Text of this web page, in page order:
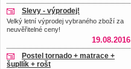
Slevy - výprodej!
Velký letní výprodej vybraného zboží za
neuvěřitelné ceny!
19.08.2016
Postel tornado + matrace +
šupllík + rošt